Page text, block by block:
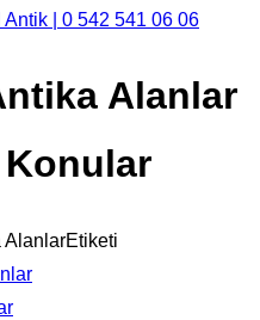
Alanlar
AlanlarEtiketi